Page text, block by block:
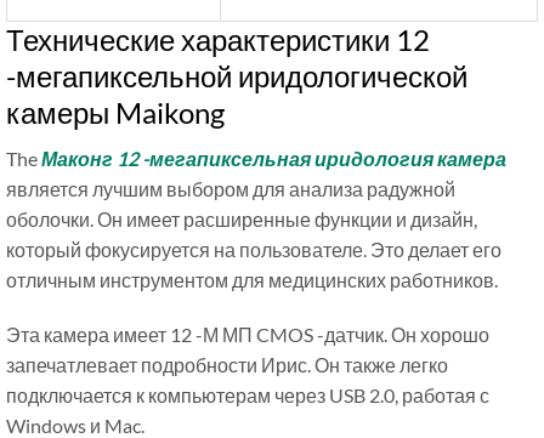
Технические характеристики 12
-мегапиксельной иридологической
камеры Maikong
TheМаконг 12 -мегапиксельная иридология камера
является лучшим выбором для анализа радужной
оболочки. Он имеет расширенные функции и дизайн,
который фокусируется на пользователе. Это делает его
отличным инструментом для медицинских работников.
Эта камера имеет 12 -М МП CMOS -датчик. Он хорошо
запечатлевает подробности Ирис. Он также легко
подключается к компьютерам через USB 2.0, работая с
Windows и Mac.